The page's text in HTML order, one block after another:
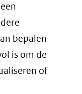
bepalen
is om de
of